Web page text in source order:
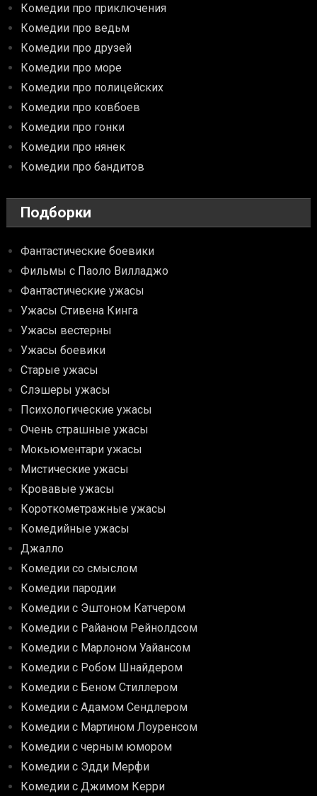
Комедии про приключения
Комедии про ведьм
Комедии про друзей
Комедии про море
Комедии про полицейских
Комедии про ковбоев
Комедии про гонки
Комедии про нянек
Комедии про бандитов
Подборки
Фантастические боевики
Фильмы с Паоло Вилладжо
Фантастические ужасы
Ужасы Стивена Кинга
Ужасы вестерны
Ужасы боевики
Старые ужасы
Слэшеры ужасы
Психологические ужасы
Очень страшные ужасы
Мокьюментари ужасы
Мистические ужасы
Кровавые ужасы
Короткометражные ужасы
Комедийные ужасы
Джалло
Комедии со смыслом
Комедии пародии
Комедии с Эштоном Катчером
Комедии с Райаном Рейнолдсом
Комедии с Марлоном Уайансом
Комедии с Робом Шнайдером
Комедии с Беном Стиллером
Комедии с Адамом Сендлером
Комедии с Мартином Лоуренсом
Комедии с черным юмором
Комедии с Эдди Мерфи
Комедии с Джимом Керри